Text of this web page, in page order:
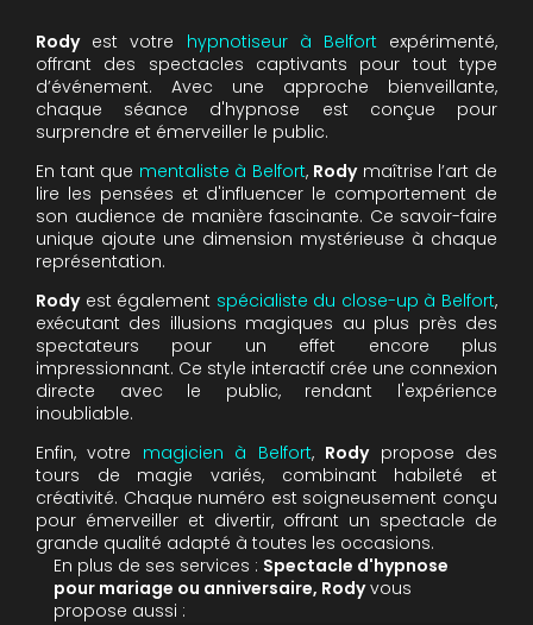
Rodyest votre hypnotiseur à Belfort expérimenté,
offrant des spectacles captivants pour tout type
d’événement. Avec une approche bienveillante,
chaque séance d'hypnose est conçue pour
surprendre et émerveiller le public.
En tant que mentaliste à Belfort, Rodymaîtrise l’art de
lire les pensées et d'influencer le comportement de
son audience de manière fascinante. Ce savoir-faire
unique ajoute une dimension mystérieuse à chaque
représentation.
Rodyest également spécialiste du close-up à Belfort,
exécutant des illusions magiques au plus près des
spectateurs pour un effet encore plus
impressionnant. Ce style interactif crée une connexion
directe avec le public, rendant l'expérience
inoubliable.
Enfin, votre magicien à Belfort, Rodypropose des
tours de magie variés, combinant habileté et
créativité. Chaque numéro est soigneusement conçu
pour émerveiller et divertir, offrant un spectacle de
grande qualité adapté à toutes les occasions.
En plus de ses services : Spectacle d'hypnose
pour mariage ou anniversaire, Rodyvous
propose aussi :